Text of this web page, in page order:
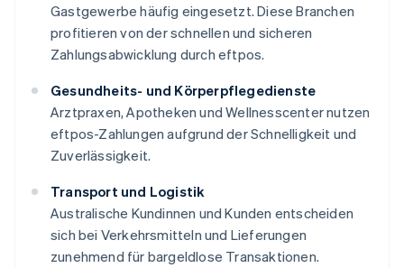
Gastgewerbe häufig eingesetzt. Diese Branchen
profitieren von der schnellen und sicheren
Zahlungsabwicklung durch eftpos.
Gesundheits- und Körperpflegedienste
Arztpraxen, Apotheken und Wellnesscenter nutzen
eftpos-Zahlungen aufgrund der Schnelligkeit und
Zuverlässigkeit.
Transport und Logistik
Australische Kundinnen und Kunden entscheiden
sich bei Verkehrsmitteln und Lieferungen
zunehmend für bargeldlose Transaktionen.